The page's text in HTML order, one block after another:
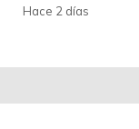
Hace 2 días